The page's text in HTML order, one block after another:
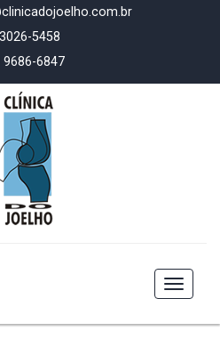
5458
9686-6847
Toggle